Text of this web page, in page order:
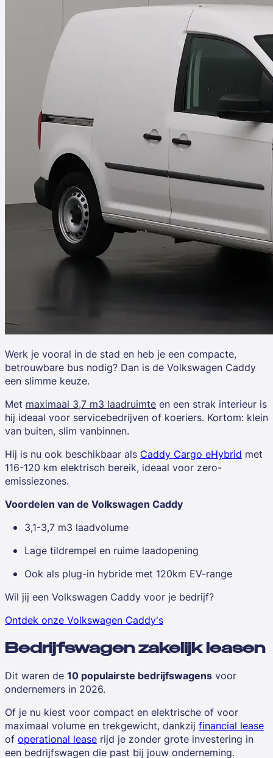
Werk je vooral in de stad en heb je een compacte,
betrouwbare bus nodig? Dan is de Volkswagen Caddy
een slimme keuze.
Met maximaal 3,7 m3 laadruimte en een strak interieur is
hij ideaal voor servicebedrijven of koeriers. Kortom: klein
van buiten, slim vanbinnen.
Hij is nu ook beschikbaar als Caddy Cargo eHybrid met
116-120 km elektrisch bereik, ideaal voor zero-
emissiezones.
Voordelen van de Volkswagen Caddy
3,1-3,7 m3 laadvolume
Lage tildrempel en ruime laadopening
Ook als plug-in hybride met 120km EV-range
Wil jij een Volkswagen Caddy voor je bedrijf?
Ontdek onze Volkswagen Caddy's
Bedrijfswagen zakelijk leasen
Dit waren de 10 populairste bedrijfswagens voor
ondernemers in 2026.
Of je nu kiest voor compact en elektrische of voor
maximaal volume en trekgewicht, dankzij financial lease
of operational lease rijd je zonder grote investering in
een bedrijfswagen die past bij jouw onderneming.